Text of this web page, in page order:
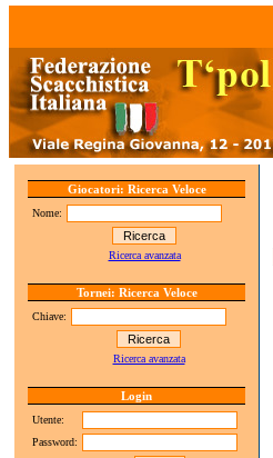
Giocatori: Ricerca Veloce
Nome:
Ricerca avanzata
Tornei: Ricerca Veloce
Chiave:
Ricerca avanzata
Login
Utente:
Password: